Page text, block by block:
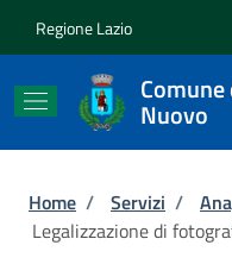
Regione Lazio
Nuovo
Briciole di
Home / Servizi /
Legalizzazione di